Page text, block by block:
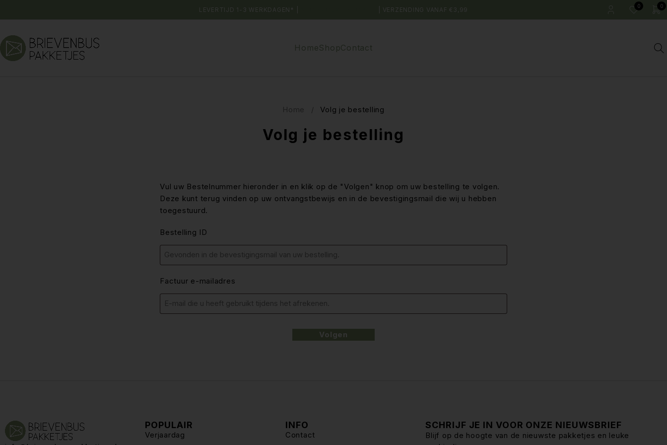
LEVERTIJD 1-3 WERKDAGEN* | | VERZENDING VANAF €3,99 0 0
HomeShopContact
Volg je bestelling
Home / Volg je bestelling
Vul uw Bestelnummer hieronder in en klik op de "Volgen" knop om uw bestelling te volgen.
Deze kunt terug vinden op uw ontvangstbewijs en in de bevestigingsmail die wij u hebben
toegestuurd.
Bestelling ID
Factuur e-mailadres
Volgen
POPULAIR
Verjaardag
INFO
Contact
SCHRIJF JE IN VOOR ONZE NIEUWSBRIEF
Blijf op de hoogte van de nieuwste pakketjes en leuke